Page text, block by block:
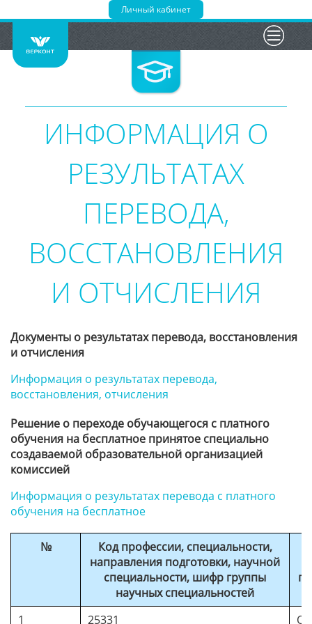
Личный кабинет
Сведения
Портфолио
БАС
Курсы
16+
ИНФОРМАЦИЯ О
РЕЗУЛЬТАТАХ
ПЕРЕВОДА,
ВОССТАНОВЛЕНИЯ
И ОТЧИСЛЕНИЯ
Документы о результатах перевода, восстановления
и отчисления
Информация о результатах перевода,
восстановления, отчисления
Решение о переходе обучающегося с платного
обучения на бесплатное принятое специально
создаваемой образовательной организацией
комиссией
Информация о результатах перевода c платного
обучения на бесплатное
№
Код профессии, специальности,
направления подготовки, научной
специальности, шифр группы
научных специальностей
1 25331